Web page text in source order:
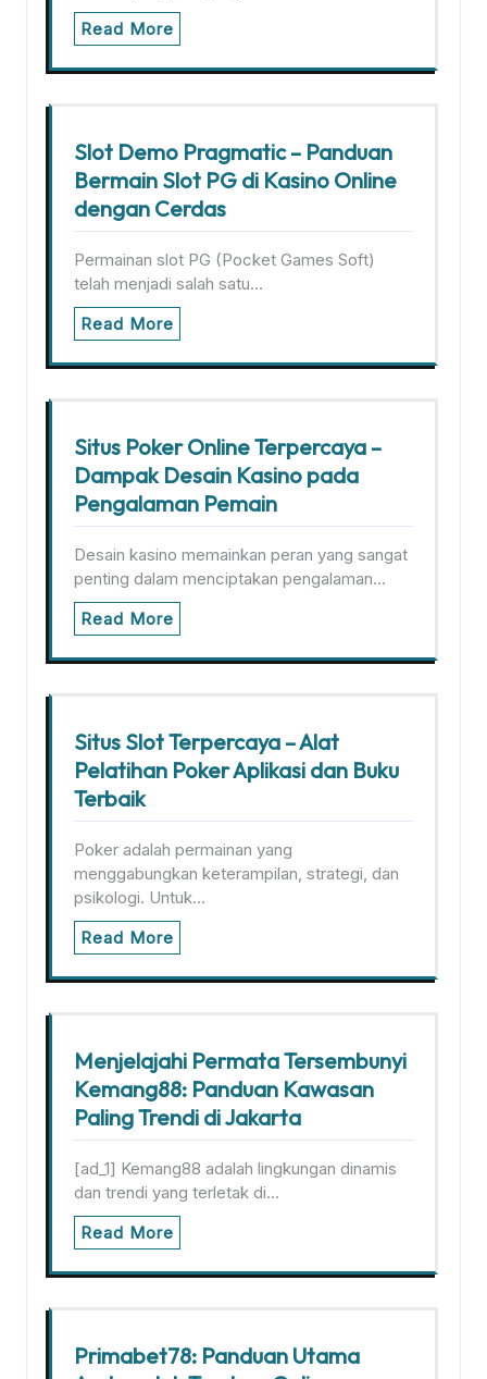
Read More
Slot Demo Pragmatic – Panduan
Bermain Slot PG di Kasino Online
dengan Cerdas
Permainan slot PG (Pocket Games Soft)
telah menjadi salah satu…
Read More
Situs Poker Online Terpercaya –
Dampak Desain Kasino pada
Pengalaman Pemain
Desain kasino memainkan peran yang sangat
penting dalam menciptakan pengalaman…
Read More
Situs Slot Terpercaya – Alat
Pelatihan Poker Aplikasi dan Buku
Terbaik
Poker adalah permainan yang
menggabungkan keterampilan, strategi, dan
psikologi. Untuk…
Read More
Menjelajahi Permata Tersembunyi
Kemang88: Panduan Kawasan
Paling Trendi di Jakarta
[ad_1] Kemang88 adalah lingkungan dinamis
dan trendi yang terletak di…
Read More
Primabet78: Panduan Utama